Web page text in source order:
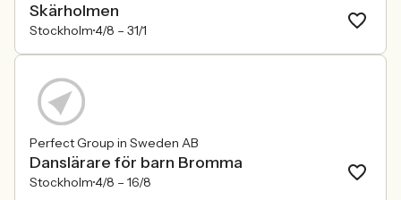
Skärholmen
Stockholm4/8 – 31/1
Perfect Group in Sweden AB
Danslärare för barn Bromma
Stockholm4/8 – 16/8